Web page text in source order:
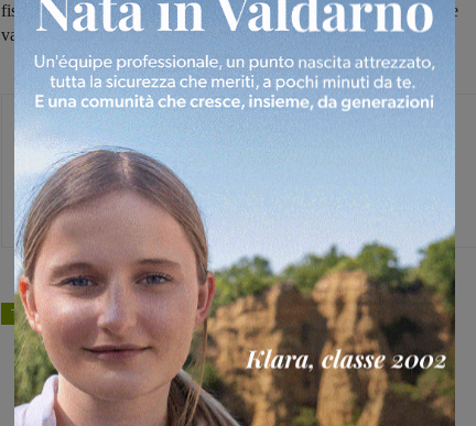
fisici e mentali. Presente all’evento ancheFederica Stufi,centrale
valdarnese con esperienze importanti fra A1 a A2.
Michele Bossini
TAGS pallavolo
Share